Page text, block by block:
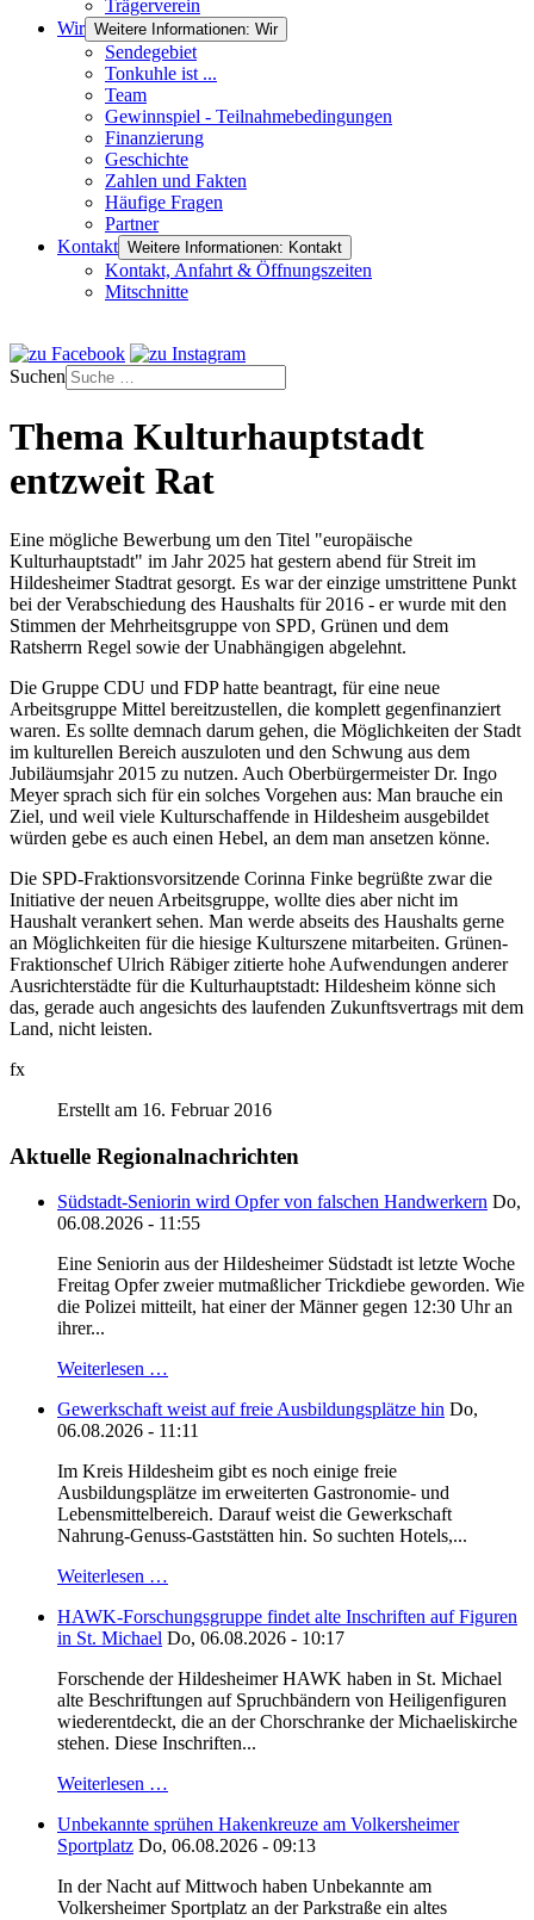
Trägerverein
Wir Weitere Informationen: Wir
Sendegebiet
Tonkuhle ist ...
Team
Gewinnspiel - Teilnahmebedingungen
Finanzierung
Geschichte
Zahlen und Fakten
Häufige Fragen
Partner
Kontakt Weitere Informationen: Kontakt
Kontakt, Anfahrt & Öffnungszeiten
Mitschnitte
Suchen
Thema Kulturhauptstadt
entzweit Rat
Eine mögliche Bewerbung um den Titel "europäische
Kulturhauptstadt" im Jahr 2025 hat gestern abend für Streit im
Hildesheimer Stadtrat gesorgt. Es war der einzige umstrittene Punkt
bei der Verabschiedung des Haushalts für 2016 - er wurde mit den
Stimmen der Mehrheitsgruppe von SPD, Grünen und dem
Ratsherrn Regel sowie der Unabhängigen abgelehnt.
Die Gruppe CDU und FDP hatte beantragt, für eine neue
Arbeitsgruppe Mittel bereitzustellen, die komplett gegenfinanziert
waren. Es sollte demnach darum gehen, die Möglichkeiten der Stadt
im kulturellen Bereich auszuloten und den Schwung aus dem
Jubiläumsjahr 2015 zu nutzen. Auch Oberbürgermeister Dr. Ingo
Meyer sprach sich für ein solches Vorgehen aus: Man brauche ein
Ziel, und weil viele Kulturschaffende in Hildesheim ausgebildet
würden gebe es auch einen Hebel, an dem man ansetzen könne.
Die SPD-Fraktionsvorsitzende Corinna Finke begrüßte zwar die
Initiative der neuen Arbeitsgruppe, wollte dies aber nicht im
Haushalt verankert sehen. Man werde abseits des Haushalts gerne
an Möglichkeiten für die hiesige Kulturszene mitarbeiten. Grünen-
Fraktionschef Ulrich Räbiger zitierte hohe Aufwendungen anderer
Ausrichterstädte für die Kulturhauptstadt: Hildesheim könne sich
das, gerade auch angesichts des laufenden Zukunftsvertrags mit dem
Land, nicht leisten.
fx
Erstellt am 16. Februar 2016
Aktuelle Regionalnachrichten
Südstadt-Seniorin wird Opfer von falschen Handwerkern Do,
06.08.2026 - 11:55
Eine Seniorin aus der Hildesheimer Südstadt ist letzte Woche
Freitag Opfer zweier mutmaßlicher Trickdiebe geworden. Wie
die Polizei mitteilt, hat einer der Männer gegen 12:30 Uhr an
ihrer...
Weiterlesen …
Gewerkschaft weist auf freie Ausbildungsplätze hin Do,
06.08.2026 - 11:11
Im Kreis Hildesheim gibt es noch einige freie
Ausbildungsplätze im erweiterten Gastronomie- und
Lebensmittelbereich. Darauf weist die Gewerkschaft
Nahrung-Genuss-Gaststätten hin. So suchten Hotels,...
Weiterlesen …
HAWK-Forschungsgruppe findet alte Inschriften auf Figuren
in St. Michael Do, 06.08.2026 - 10:17
Forschende der Hildesheimer HAWK haben in St. Michael
alte Beschriftungen auf Spruchbändern von Heiligenfiguren
wiederentdeckt, die an der Chorschranke der Michaeliskirche
stehen. Diese Inschriften...
Weiterlesen …
Unbekannte sprühen Hakenkreuze am Volkersheimer
Sportplatz Do, 06.08.2026 - 09:13
In der Nacht auf Mittwoch haben Unbekannte am
Volkersheimer Sportplatz an der Parkstraße ein altes